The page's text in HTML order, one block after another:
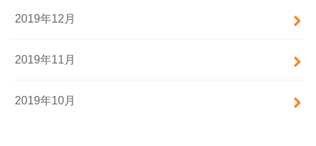
2019年12月
2019年11月
2019年10月